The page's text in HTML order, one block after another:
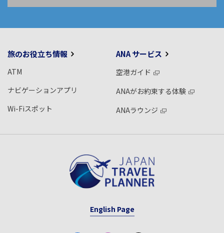
旅のお役立ち情報
ATM
ナビゲーションアプリ
Wi-Fiスポット
ANA サービス
空港ガイド
ANAがお約束する体験
ANAラウンジ
English Page